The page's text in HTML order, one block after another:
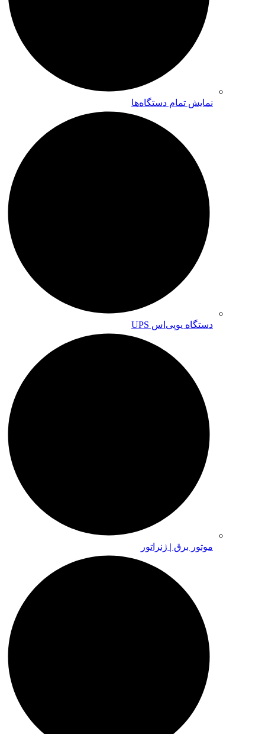
نمایش تمام دستگاه‌ها
دستگاه یوپی‌اس UPS
موتور برق | ژنراتور